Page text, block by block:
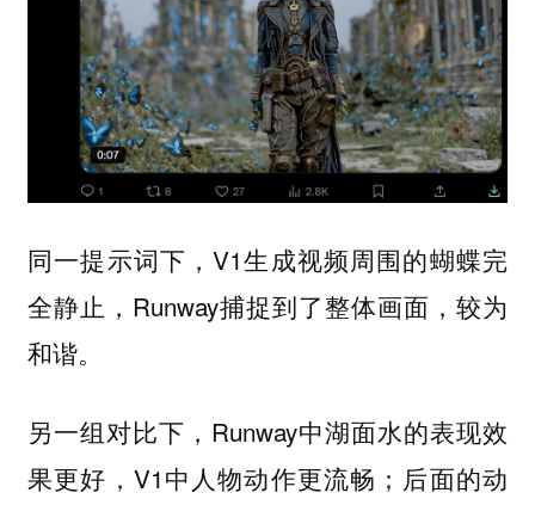
同一提示词下，V1生成视频周围的蝴蝶完
全静止，Runway捕捉到了整体画面，较为
和谐。
另一组对比下，Runway中湖面水的表现效
果更好，V1中人物动作更流畅；后面的动